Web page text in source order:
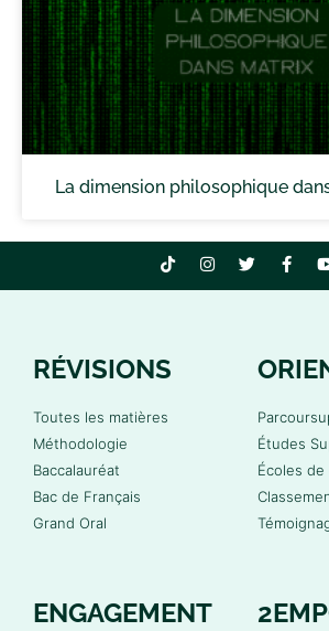
La dimension philosophique
RÉVISIONS
Toutes les matières
Méthodologie
Baccalauréat
Bac de Français
Grand Oral
Études
Écoles de
ENGAGEMENT